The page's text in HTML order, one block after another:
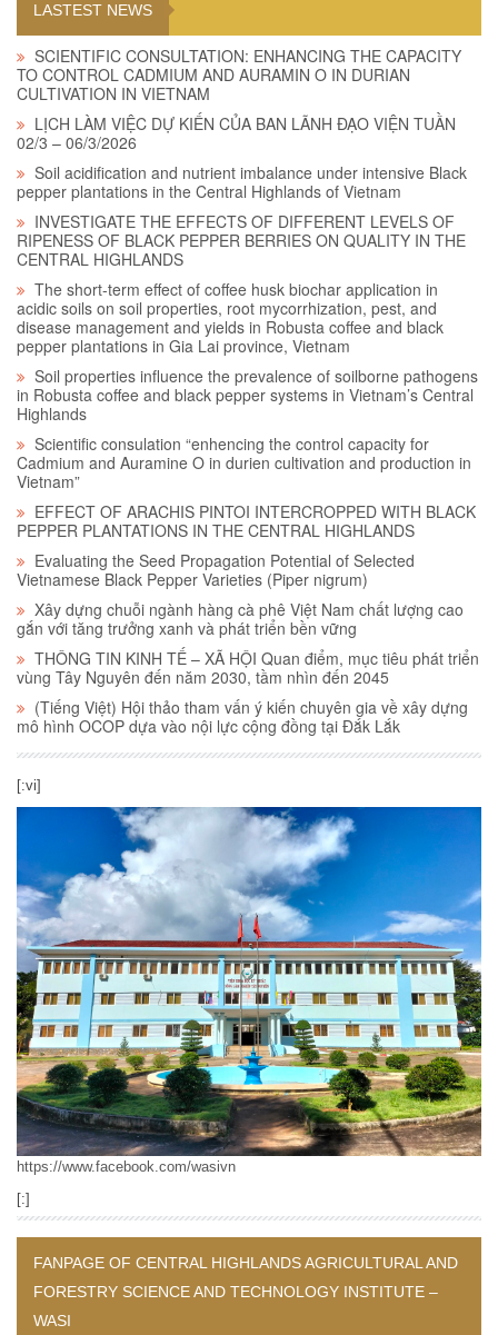
LASTEST NEWS
SCIENTIFIC CONSULTATION: ENHANCING THE CAPACITY
TO CONTROL CADMIUM AND AURAMIN O IN DURIAN
CULTIVATION IN VIETNAM
LỊCH LÀM VIỆC DỰ KIẾN CỦA BAN LÃNH ĐẠO VIỆN TUẦN
02/3 – 06/3/2026
Soil acidification and nutrient imbalance under intensive Black
pepper plantations in the Central Highlands of Vietnam
INVESTIGATE THE EFFECTS OF DIFFERENT LEVELS OF
RIPENESS OF BLACK PEPPER BERRIES ON QUALITY IN THE
CENTRAL HIGHLANDS
The short-term effect of coffee husk biochar application in
acidic soils on soil properties, root mycorrhization, pest, and
disease management and yields in Robusta coffee and black
pepper plantations in Gia Lai province, Vietnam
Soil properties influence the prevalence of soilborne pathogens
in Robusta coffee and black pepper systems in Vietnam’s Central
Highlands
Scientific consulation “enhencing the control capacity for
Cadmium and Auramine O in durien cultivation and production in
Vietnam”
EFFECT OF ARACHIS PINTOI INTERCROPPED WITH BLACK
PEPPER PLANTATIONS IN THE CENTRAL HIGHLANDS
Evaluating the Seed Propagation Potential of Selected
Vietnamese Black Pepper Varieties (Piper nigrum)
Xây dựng chuỗi ngành hàng cà phê Việt Nam chất lượng cao
gắn với tăng trưởng xanh và phát triển bền vững
THÔNG TIN KINH TẾ – XÃ HỘI Quan điểm, mục tiêu phát triển
vùng Tây Nguyên đến năm 2030, tầm nhìn đến 2045
(Tiếng Việt) Hội thảo tham vấn ý kiến chuyên gia về xây dựng
mô hình OCOP dựa vào nội lực cộng đồng tại Đắk Lắk
[:vi]
https://www.facebook.com/wasivn
[:]
FANPAGE OF CENTRAL HIGHLANDS AGRICULTURAL AND
FORESTRY SCIENCE AND TECHNOLOGY INSTITUTE –
WASI